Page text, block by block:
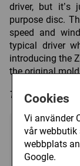
Cookies
Vi använder
vår
webbplats
Google.
driver, but it’s
purpose disc.
speed and
typical driver
introducing the
the original
Trycket på
Välj färg:
Yellow - I